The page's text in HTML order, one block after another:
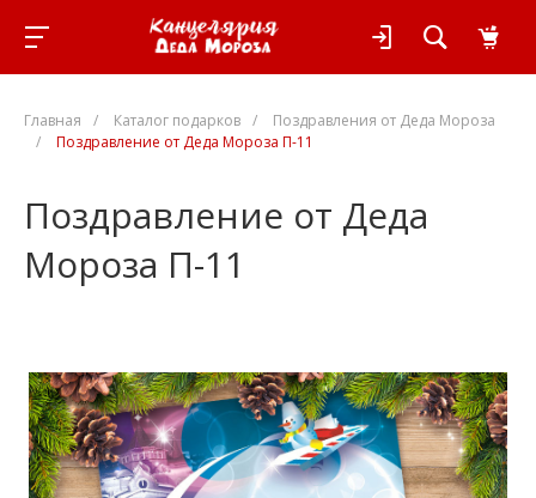
Главная / Каталог подарков /
Поздравления от Деда Мороза
/
Поздравление от Деда Мороза П-11
Поздравление от Деда
Мороза П-11